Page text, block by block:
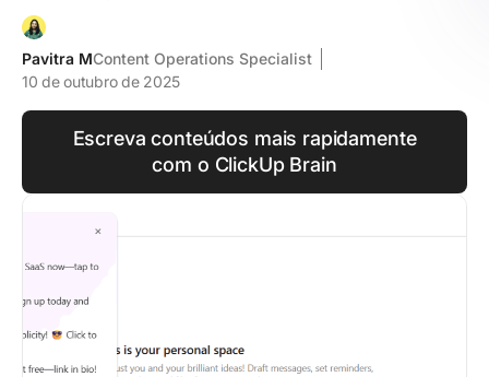
Pavitra MContent Operations Specialist
10 de outubro de 2025
Escreva conteúdos mais rapidamente
com o ClickUp Brain